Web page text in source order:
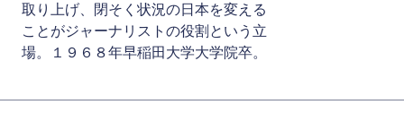
取り上げ、閉そく状況の日本を変える
ことがジャーナリストの役割という立
場。１９６８年早稲田大学大学院卒。